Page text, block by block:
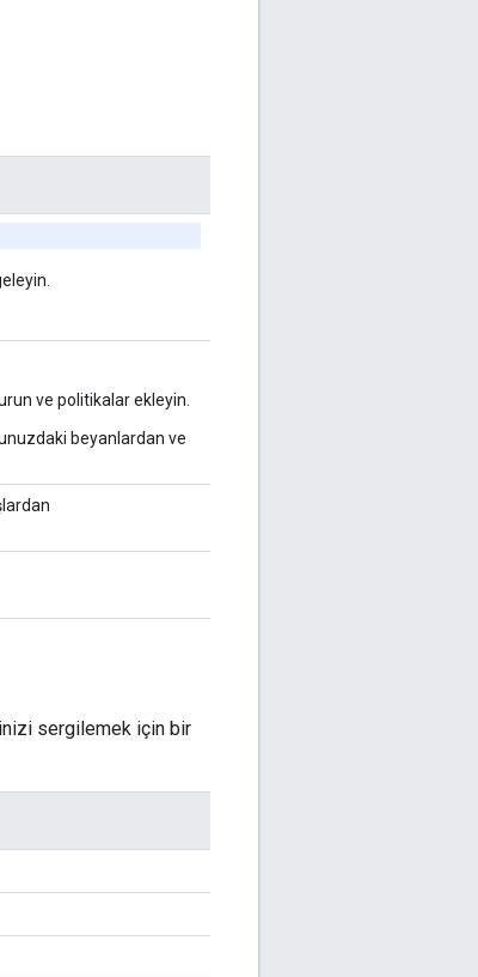
ve politikalar ekleyin.
beyanlardan ve
sergilemek için bir